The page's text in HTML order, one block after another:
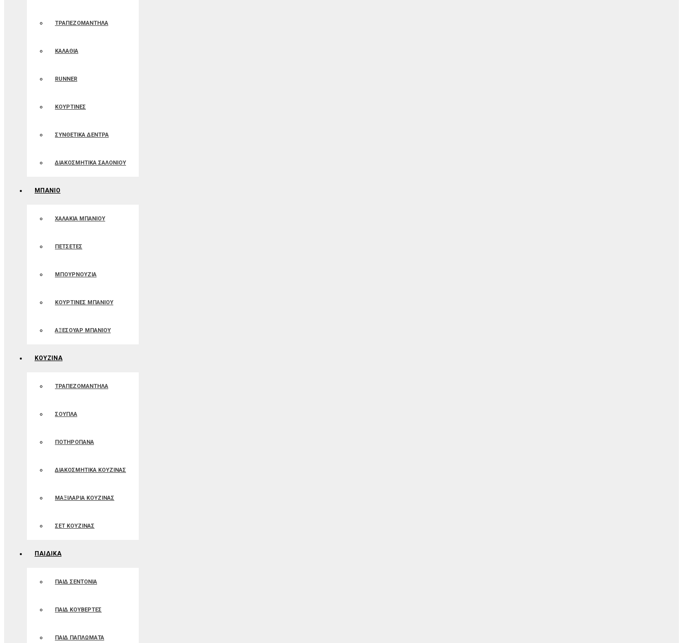
ΤΡΑΠΕΖΟΜΑΝΤΗΛΑ
ΚΑΛΑΘΙΑ
RUNNER
ΚΟΥΡΤΙΝΕΣ
ΣΥΝΘΕΤΙΚΑ ΔΕΝΤΡΑ
ΔΙΑΚΟΣΜΗΤΙΚΑ ΣΑΛΟΝΙΟΥ
ΜΠΑΝΙΟ
ΧΑΛΑΚΙΑ ΜΠΑΝΙΟΥ
ΠΕΤΣΕΤΕΣ
ΜΠΟΥΡΝΟΥΖΙΑ
ΚΟΥΡΤΙΝΕΣ ΜΠΑΝIOΥ
ΑΞΕΣΟΥΑΡ ΜΠΑΝΙΟΥ
ΚΟΥΖΙΝΑ
ΤΡΑΠΕΖΟΜΑΝΤΗΛΑ
ΣΟΥΠΛΑ
ΠΟΤΗΡΟΠΑΝΑ
ΔΙΑΚΟΣΜΗΤΙΚΑ ΚΟΥΖΙΝΑΣ
ΜΑΞΙΛΑΡΙΑ ΚΟΥΖΙΝΑΣ
ΣΕΤ ΚΟΥΖΙΝΑΣ
ΠΑΙΔΙΚΑ
ΠΑΙΔ ΣΕΝΤΟΝΙΑ
ΠΑΙΔ ΚΟΥΒΕΡΤΕΣ
ΠΑΙΔ ΠΑΠΛΩΜΑΤΑ